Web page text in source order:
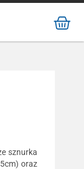
sznurka
oraz